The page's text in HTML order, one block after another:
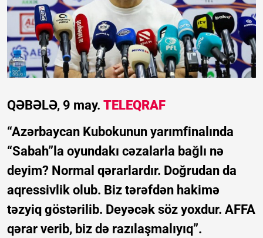
QƏBƏLƏ, 9 may. TELEQRAF
“Azərbaycan Kubokunun yarımfinalında
“Sabah”la oyundakı cəzalarla bağlı nə
deyim? Normal qərarlardır. Doğrudan da
aqressivlik olub. Biz tərəfdən hakimə
təzyiq göstərilib. Deyəcək söz yoxdur. AFFA
qərar verib, biz də razılaşmalıyıq”.